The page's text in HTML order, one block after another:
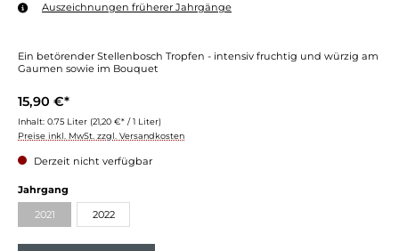
Auszeichnungen früherer Jahrgänge
Ein betörender Stellenbosch Tropfen - intensiv fruchtig und würzig am
Gaumen sowie im Bouquet
15,90 €*
Inhalt: 0.75 Liter (21,20 €* / 1 Liter)
Preise inkl. MwSt. zzgl. Versandkosten
Derzeit nicht verfügbar
Jahrgang
2021 2022